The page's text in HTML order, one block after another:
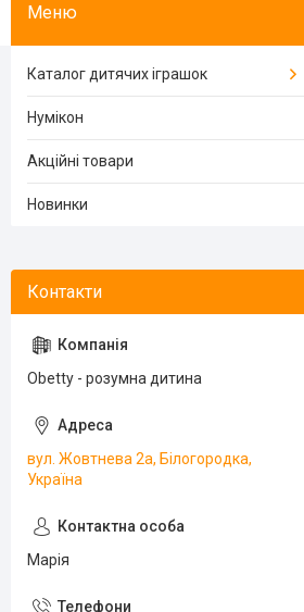
Каталог дитячих іграшок
Нумікон
Акційні товари
Новинки
Obetty - розумна дитина
вул. Жовтнева 2а, Білогородка,
Україна
Марія